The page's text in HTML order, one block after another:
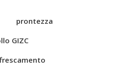
prontezza
GIZC